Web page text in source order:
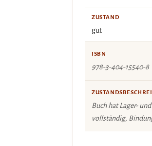
ZUSTAND
gut
ISBN
978-3-404-15540-8
Buch hat Lager-
vollständig,